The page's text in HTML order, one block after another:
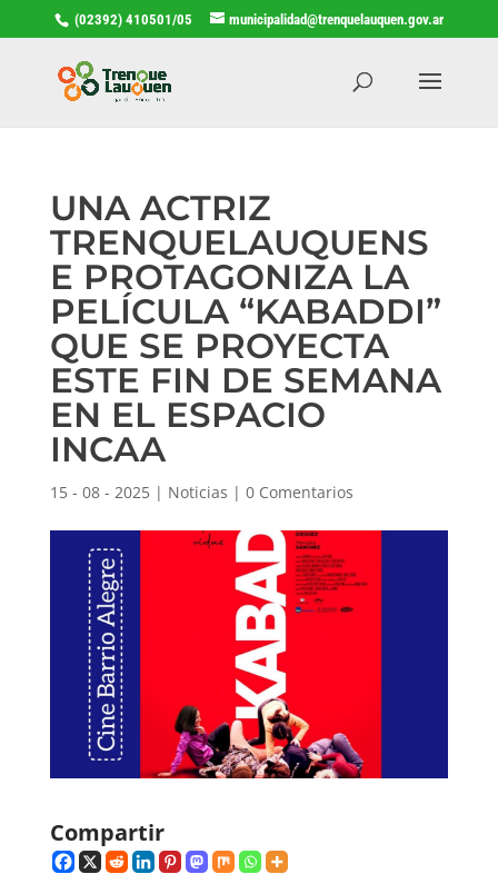
(02392) 410501/05 municipalidad@trenquelauquen.gov.ar
UNA ACTRIZ
TRENQUELAUQUENS
E PROTAGONIZA LA
PELÍCULA “KABADDI”
QUE SE PROYECTA
ESTE FIN DE SEMANA
EN EL ESPACIO
INCAA
15 - 08 - 2025| Noticias | 0 Comentarios
Compartir